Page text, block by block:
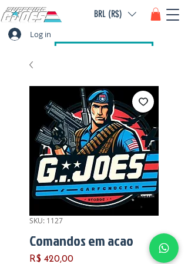
Log in
BRL (R$)
SKU: 1127
Comandos em acao
R$ 420,00Preço